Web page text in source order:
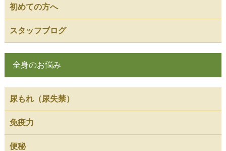
初めての方へ
スタッフブログ
全身のお悩み
尿もれ（尿失禁）
免疫力
便秘